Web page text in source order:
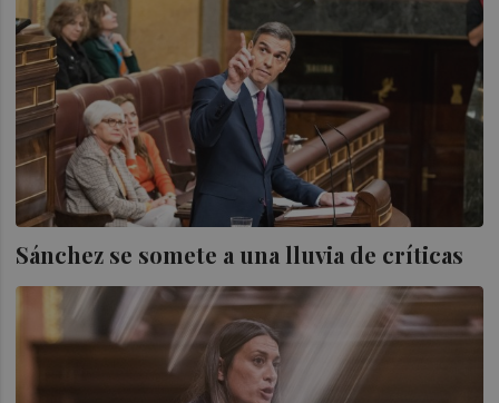
Sánchez se somete a una lluvia de críticas